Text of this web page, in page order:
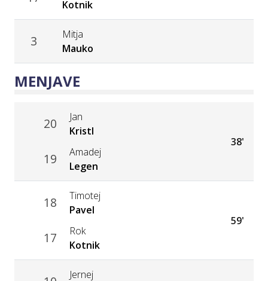
Kotnik
3
Mitja
Mauko
MENJAVE
20
Jan
Kristl
19
Amadej
Legen
38'
18
Timotej
Pavel
17
Rok
Kotnik
59'
Jernej